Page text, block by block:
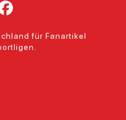
für Fanartikel